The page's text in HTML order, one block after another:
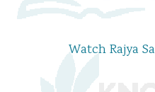
Sabha TV